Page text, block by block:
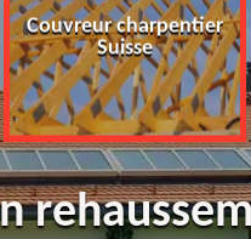
Couvreur charpentier
Suisse